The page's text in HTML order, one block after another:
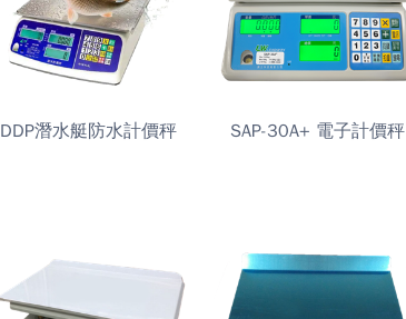
DDP潛水艇防水計價秤 SAP-30A+ 電子計價秤